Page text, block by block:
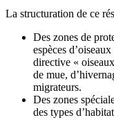
La structuration de ce
Des zones de
espèces
directive «
de mue,
migrateurs.
Des zones
des types